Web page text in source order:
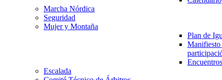
Marcha Nórdica
Seguridad
Mujer y Montaña
Plan de
Escalada